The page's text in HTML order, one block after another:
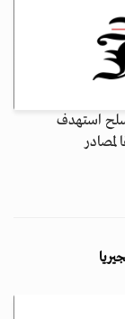
مسلح استهدف
لمصادر